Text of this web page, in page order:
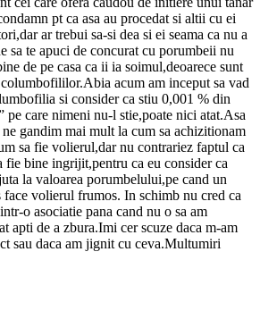
pt ca asa au procedat si altii cu ei
ar trebui sa-si dea si ei seama ca nu a
sa te apuci de concurat cu porumbeii nu
de pe casa ca ii ia soimul,deoarece sunt
acum am inceput sa vad
si consider ca stiu 0,001 % din
pe care nimeni nu-l stie,poate nici atat.Asa
gandim mai mult la cum sa achizitionam
sa fie volierul,dar nu contrariez faptul ca
fie bine ingrijit,pentru ca eu consider ca
la valoarea porumbelului,pe cand un
volierul frumos. In schimb nu cred ca
o asociatie pana cand nu o sa am
apti de a zbura.Imi cer scuze daca m-am
sau daca am jignit cu ceva.Multumiri